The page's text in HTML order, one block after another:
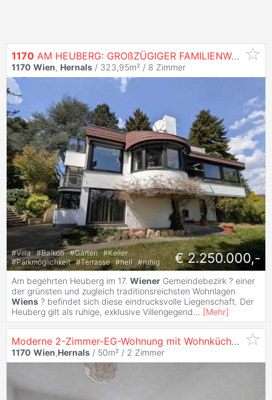
1170 AM HEUBERG: GROßZÜGIGER FAMILIENWOHNSITZ MIT INDOORPOOL, WELLNESS, GARTEN &
1170 Wien, Hernals / 323,95m² / 8 Zimmer
#Villa #Balkon #Garten #Keller
#Parkmöglichkeit #Terrasse #hell #ruhig € 2.250.000,-
Am begehrten Heuberg im 17. Wiener Gemeindebezirk ? einer
der grünsten und zugleich traditionsreichsten Wohnlagen
Wiens ? befindet sich diese eindrucksvolle Liegenschaft. Der
Heuberg gilt als ruhige, exklusive Villengegend... [Mehr]
Moderne 2-Zimmer-EG-Wohnung mit Wohnküche in
1170 Wien,Hernals / 50m² / 2 Zimmer